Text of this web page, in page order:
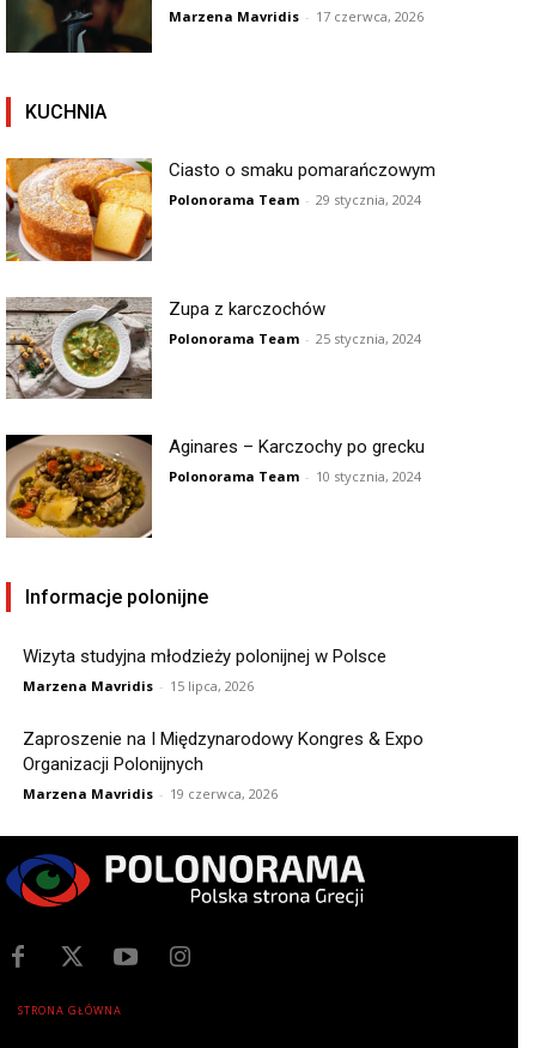
Marzena Mavridis - 17 czerwca, 2026
KUCHNIA
Ciasto o smaku pomarańczowym
Polonorama Team - 29 stycznia, 2024
Zupa z karczochów
Polonorama Team - 25 stycznia, 2024
Aginares – Karczochy po grecku
Polonorama Team - 10 stycznia, 2024
Informacje polonijne
Wizyta studyjna młodzieży polonijnej w Polsce
Marzena Mavridis - 15 lipca, 2026
Zaproszenie na I Międzynarodowy Kongres & Expo
Organizacji Polonijnych
Marzena Mavridis - 19 czerwca, 2026
STRONA GŁÓWNA